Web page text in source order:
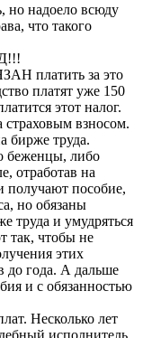
надоело всюду
что такого
платить за это
платят уже 150
этот налог.
страховым взносом.
бирже труда.
беженцы, либо
отработав на
получают пособие,
но обязаны
труда и умудряться
так, чтобы не
этих
до года. А дальше
и с обязанностью
Несколько лет
исполнитель